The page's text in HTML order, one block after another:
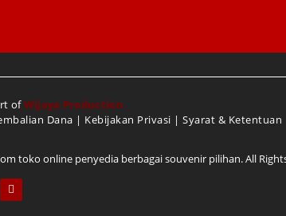
ofWijaya Production
Dana | Kebijakan Privasi | Syarat & Ketentuan
toko online penyedia berbagai souvenir pilihan. All